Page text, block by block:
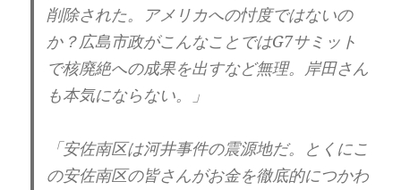
削除された。アメリカへの忖度ではないの
か？広島市政がこんなことではG7サミット
で核廃絶への成果を出すなど無理。岸田さん
も本気にならない。」
「安佐南区は河井事件の震源地だ。とくにこ
の安佐南区の皆さんがお金を徹底的につかわ